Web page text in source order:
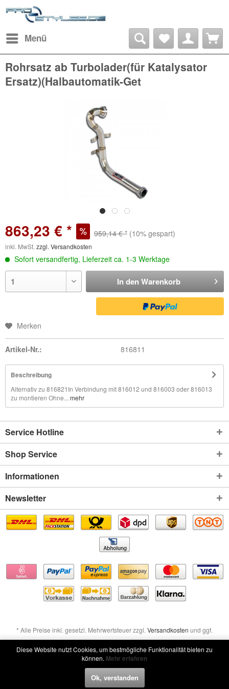
Menü
Rohrsatz ab Turbolader(für Katalysator
Ersatz)(Halbautomatik-Get
863,23 € * 959,14 € * (10% gespart)
inkl. MwSt. zzgl. Versandkosten
Sofort versandfertig, Lieferzeit ca. 1-3 Werktage
In den Warenkorb
Merken
Artikel-Nr.: 816811
Beschreibung
Alternativ zu 816821In Verbindung mit 816012 und 816003 oder 816013
zu montieren Ohne... mehr
Service Hotline
Shop Service
Informationen
Newsletter
* Alle Preise inkl. gesetzl. Mehrwertsteuer zzgl. Versandkosten und ggf.
Nachnahmegebühren, wenn nicht anders beschrieben
Widerruf erklären
Diese Website nutzt Cookies, um bestmögliche Funktionalität bieten zu
können. Mehr erfahren
Ok, verstanden